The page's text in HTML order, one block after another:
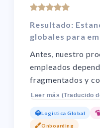
Resultado:
globales para
Antes, nuestro
empleados
fragmentados y
rediseñamos a un
confiabilidad de
Leer más (Traducido
Logística Global
Onboarding